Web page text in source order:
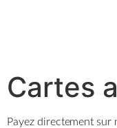
Cartes
Payez directement